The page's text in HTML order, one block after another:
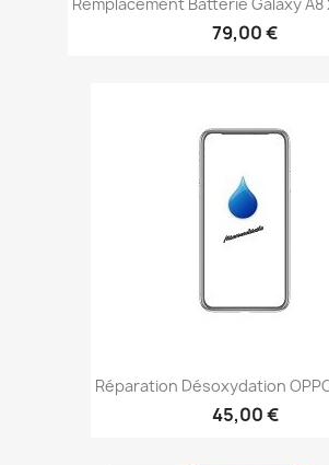
79,00 €
Réparation Désoxydation
45,00 €